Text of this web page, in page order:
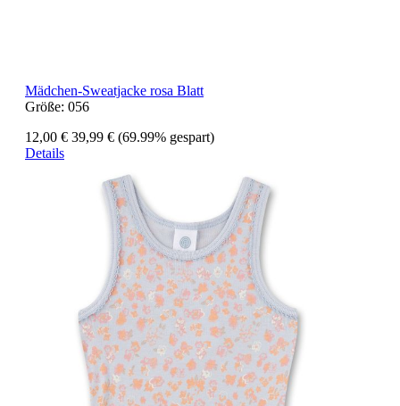
Mädchen-Sweatjacke rosa Blatt
Größe: 056
12,00 € 39,99 € (69.99% gespart)
Details